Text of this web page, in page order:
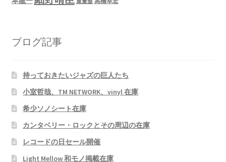
ブログ記事
持っておきたいジャズの巨人たち
小室哲哉、TM NETWORK、vinyl 在庫
希少ソノシート在庫
カンタベリー・ロックとその周辺の在庫
レコードの日セール開催
Light Mellow 和モノ掲載在庫